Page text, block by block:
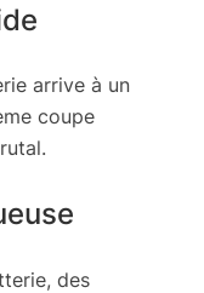
arrive à un
coupe
des